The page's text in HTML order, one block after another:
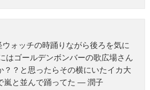
ォッチの時踊りながら後ろを気に
はゴールデンボンバーの歌広場さん
？？と思ったらその横にいたイカ大
嵐と並んで踊ってた — 潤子